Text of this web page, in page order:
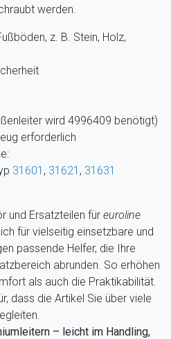
werden.
z. B. Stein, Holz,
wird 4996409 benötigt)
erforderlich
31601 , 31621 , 31631
und Ersatzteilen für euroline
für vielseitig einsetzbare und
passende Helfer, die Ihre
abrunden. So erhöhen
als auch die Praktikabilität.
dass die Artikel Sie über viele
– leicht im Handling,